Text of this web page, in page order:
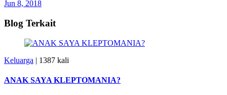
Jun 8, 2018
Blog Terkait
Keluarga | 1387 kali
ANAK SAYA KLEPTOMANIA?